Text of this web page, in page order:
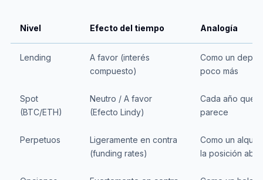
Nivel Efecto del tiempo Analogía
Lending
A favor (interés
compuesto)
Como un
poco más
Spot
(BTC/ETH)
Neutro / A favor
(Efecto Lindy)
Cada año que
parece
Perpetuos
Ligeramente en contra
(funding rates)
Como un
la posición